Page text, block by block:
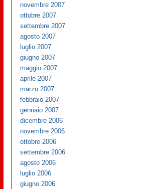
novembre 2007
ottobre 2007
settembre 2007
agosto 2007
luglio 2007
giugno 2007
maggio 2007
aprile 2007
marzo 2007
febbraio 2007
gennaio 2007
dicembre 2006
novembre 2006
ottobre 2006
settembre 2006
agosto 2006
luglio 2006
giugno 2006